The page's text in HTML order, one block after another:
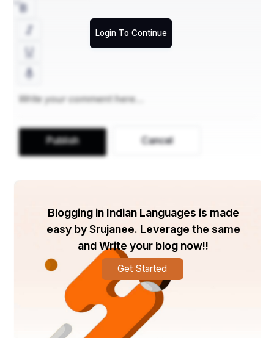
ଇଚ୍ଛାଧାରୀ ସର୍ପ ମନ୍ଦିରେ ନାଚିବେ
ସର୍ପଗନ୍ଧା ଫୁଲ ଖୋସି
ଉମାକାନ୍ତ ମହେଶ୍ୱର
ତାଣ୍ଡବ ରଚିବେ ରଜନୀର ଅର୍ଦ୍ଧେ
ହୋଇ ସିଏ ନିରାକାର
କରୁଛି କେବଳ ଅଳି
ନିର୍ବୋଧ ସନ୍ତାନ ତୁମ ସତ୍ୟବ୍ରତ
ବସେ ଘିଅ ଦୀପ ଜାଳି
ଜପି ମନ୍ତ୍ର ପଞ୍ଚାକ୍ଷରି
ଓମ୍ ନମଃ ଶିବାୟ ନାଦ କରି ଆଜି
Login To Continue
Publish Cancel
Blogging in Indian Languages is made
easy by Srujanee. Leverage the same
and Write your blog now!!
Get Started